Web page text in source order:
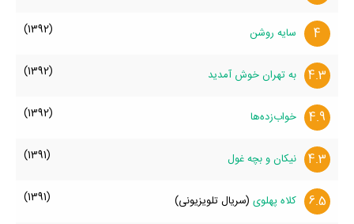
4 سایه روشن (1392)
4.3 به تهران خوش آمدید (1392)
4.9 خواب‌زده‌ها (1392)
4.3 نیکان و بچه غول (1391)
6.5 کلاه پهلوی (سریال تلویزیونی) (1391)